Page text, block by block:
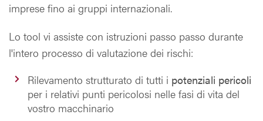
imprese fino ai gruppi internazionali.
Lo tool vi assiste con istruzioni passo passo durante
l'intero processo di valutazione dei rischi:
Rilevamento strutturato di tutti i potenziali pericoli
per i relativi punti pericolosi nelle fasi di vita del
vostro macchinario